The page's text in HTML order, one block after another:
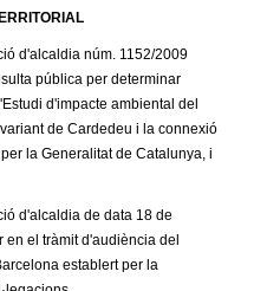
d'alcaldia núm. 1152/2009
pública per determinar
d'impacte ambiental del
de Cardedeu i la connexió
la Generalitat de Catalunya, i
d'alcaldia de data 18 de
el tràmit d'audiència del
establert per la